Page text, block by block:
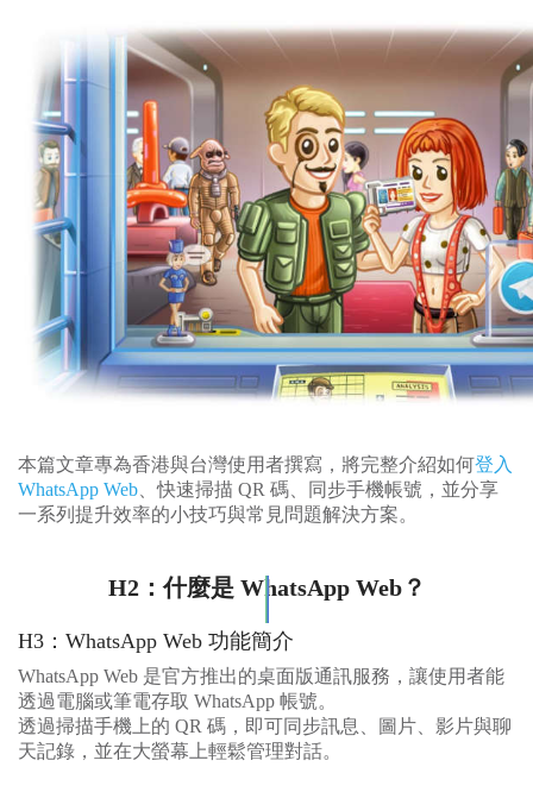
本篇文章專為香港與台灣使用者撰寫，將完整介紹如何登入
WhatsApp Web 、快速掃描 QR 碼、同步手機帳號，並分享
一系列提升效率的小技巧與常見問題解決方案。
H2：什麼是 WhatsApp Web？
H3：WhatsApp Web 功能簡介
WhatsApp Web 是官方推出的桌面版通訊服務，讓使用者能
透過電腦或筆電存取 WhatsApp 帳號。
透過掃描手機上的 QR 碼，即可同步訊息、圖片、影片與聊
天記錄，並在大螢幕上輕鬆管理對話。